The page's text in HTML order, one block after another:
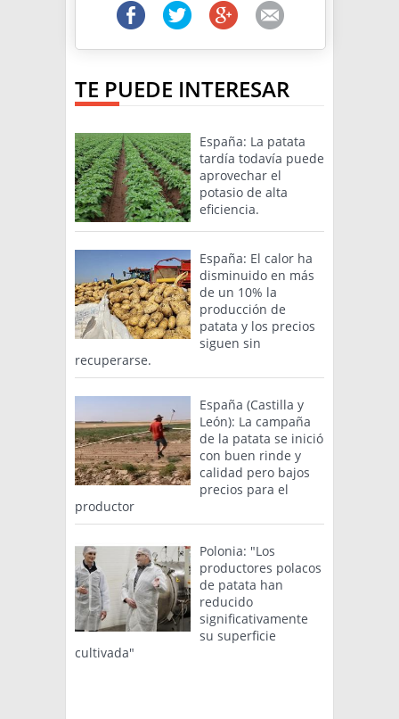
TE PUEDE INTERESAR
España: La patata
tardía todavía puede
aprovechar el
potasio de alta
eficiencia.
España: El calor ha
disminuido en más
de un 10% la
producción de
patata y los precios
siguen sin
recuperarse.
España (Castilla y
León): La campaña
de la patata se inició
con buen rinde y
calidad pero bajos
precios para el
productor
Polonia: "Los
productores polacos
de patata han
reducido
significativamente
su superficie
cultivada"